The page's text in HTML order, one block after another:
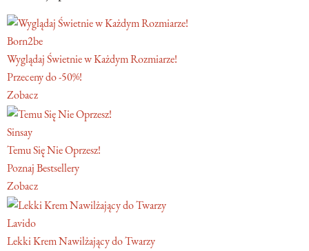
Born2be
Wyglądaj Świetnie w Każdym Rozmiarze!
Przeceny do -50%!
Zobacz
Sinsay
Temu Się Nie Oprzesz!
Poznaj Bestsellery
Zobacz
Lavido
Lekki Krem Nawilżający do Twarzy